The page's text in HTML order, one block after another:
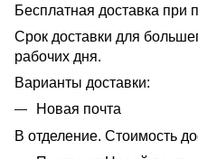
Бесплатная доставка при
Срок доставки для
рабочих дня.
Варианты доставки:
Новая почта
В отделение. Стоимость